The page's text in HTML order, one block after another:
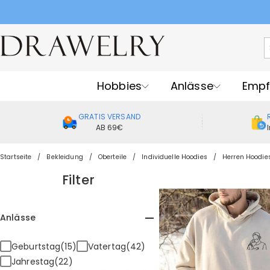
Hobbies Anlässe
GRATIS VERSAND
AB 69€
Startseite Bekleidung Oberteile Individuelle Hoodies Herren
Filter
Anlässe
Geburtstag(15)
Vatertag(42)
Jahrestag(22)